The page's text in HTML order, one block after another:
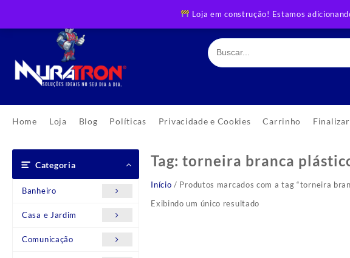
Loja em construção! Estamos
content
Home Loja Blog Políticas Privacidade e Cookies Carrinho
Categoria
Banheiro
Casa e Jardim
Comunicação
Tag:torneira branca
Início / Produtos marcados com a tag “torneira
Exibindo um único resultado